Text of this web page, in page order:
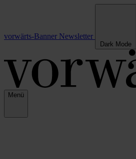
vorwärts-Banner Newsletter
Dark Mode
Menü